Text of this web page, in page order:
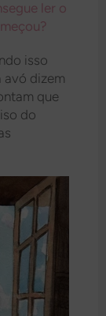
ler o
isso
avó dizem
que
do